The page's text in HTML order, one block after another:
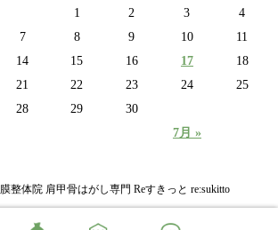
7月 »
1 2 3
4
7 8 9 10
11
14 15 16 17
18
21 22 23 24
25
28 29 30
整体院 肩甲骨はがし専門 Reすきっと re:sukitto